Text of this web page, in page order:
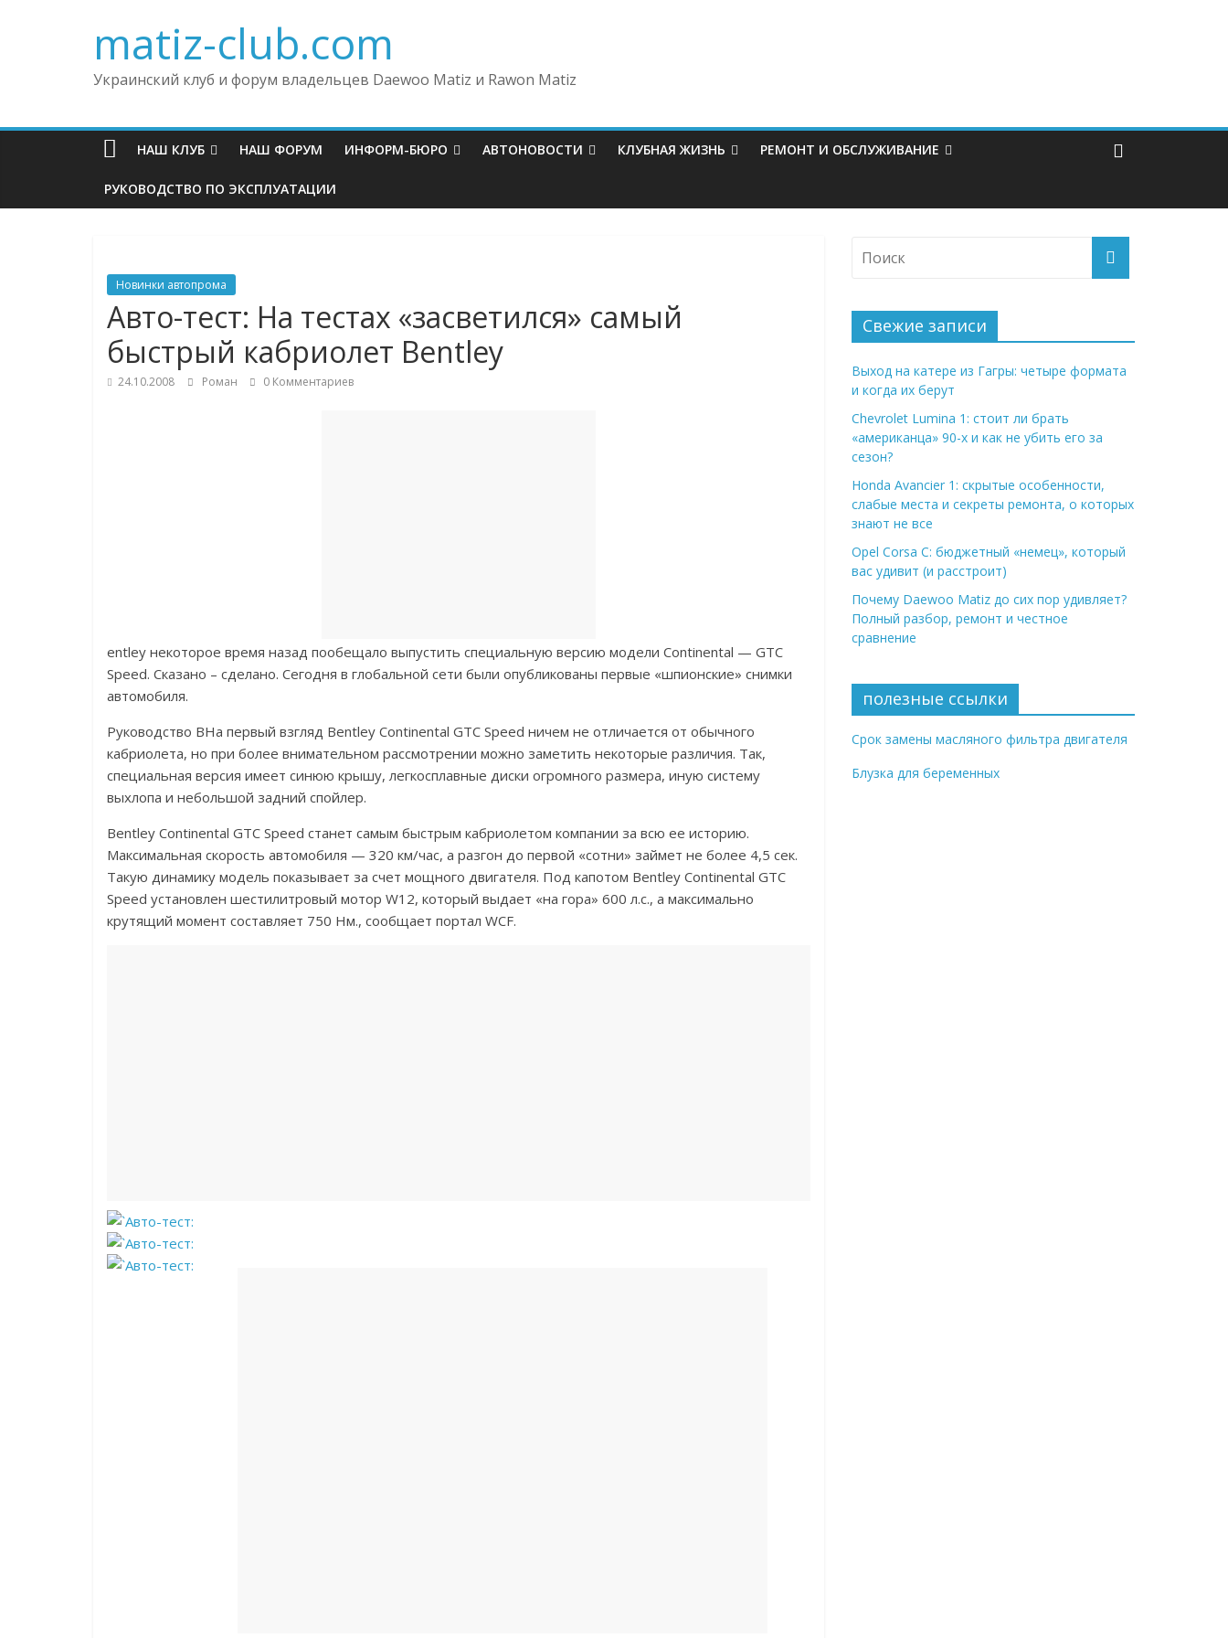
matiz-club.com
Украинский клуб и форум владельцев Daewoo Matiz и Rawon Matiz
НАШ КЛУБ НАШ ФОРУМ ИНФОРМ-БЮРО АВТОНОВОСТИ КЛУБНАЯ ЖИЗНЬ РЕМОНТ И ОБСЛУЖИВАНИЕ
РУКОВОДСТВО ПО ЭКСПЛУАТАЦИИ
Новинки автопрома
Авто-тест: На тестах «засветился» самый
быстрый кабриолет Bentley
24.10.2008 Роман 0 Комментариев
entley некоторое время назад пообещало выпустить специальную версию модели Continental — GTC
Speed. Сказано – сделано. Сегодня в глобальной сети были опубликованы первые «шпионские» снимки
автомобиля.
Руководство BНа первый взгляд Bentley Continental GTC Speed ничем не отличается от обычного
кабриолета, но при более внимательном рассмотрении можно заметить некоторые различия. Так,
специальная версия имеет синюю крышу, легкосплавные диски огромного размера, иную систему
выхлопа и небольшой задний спойлер.
Bentley Continental GTC Speed станет самым быстрым кабриолетом компании за всю ее историю.
Максимальная скорость автомобиля — 320 км/час, а разгон до первой «сотни» займет не более 4,5 сек.
Такую динамику модель показывает за счет мощного двигателя. Под капотом Bentley Continental GTC
Speed установлен шестилитровый мотор W12, который выдает «на гора» 600 л.с., а максимально
крутящий момент составляет 750 Нм., сообщает портал WCF.
Свежие записи
Выход на катере из Гагры: четыре формата
и когда их берут
Chevrolet Lumina 1: стоит ли брать
«американца» 90-х и как не убить его за
сезон?
Honda Avancier 1: скрытые особенности,
слабые места и секреты ремонта, о которых
знают не все
Opel Corsa C: бюджетный «немец», который
вас удивит (и расстроит)
Почему Daewoo Matiz до сих пор удивляет?
Полный разбор, ремонт и честное
сравнение
полезные ссылки
Срок замены масляного фильтра двигателя
Блузка для беременных